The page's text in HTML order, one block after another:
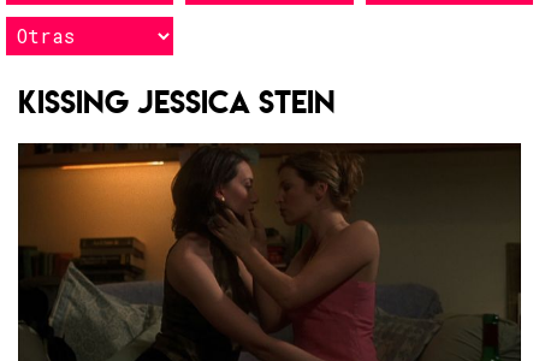
Kissing Jessica Stein